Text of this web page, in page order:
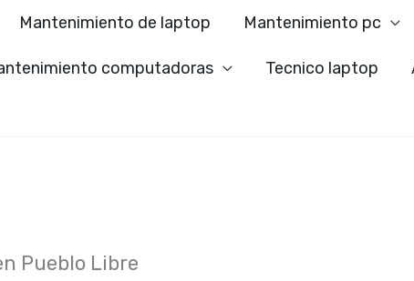
Mantenimiento de laptop Mantenimiento pc
computadoras Tecnico laptop
Pueblo Libre